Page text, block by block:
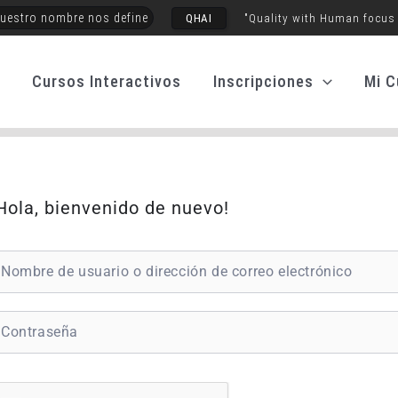
nombre nos define QHAI "Quality with Human
Cursos Interactivos Inscripciones Mi
bienvenido de nuevo!